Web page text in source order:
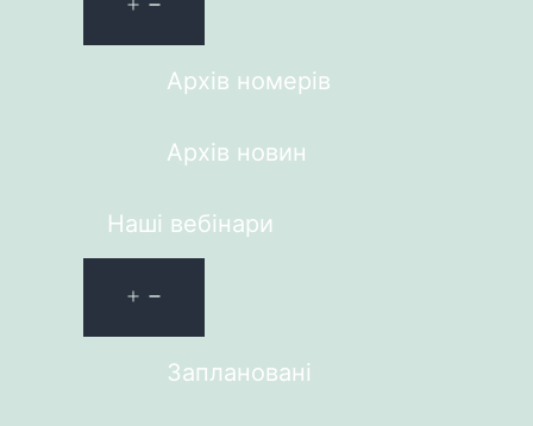
Архів номерів
Архів новин
Наші вебінари
Заплановані